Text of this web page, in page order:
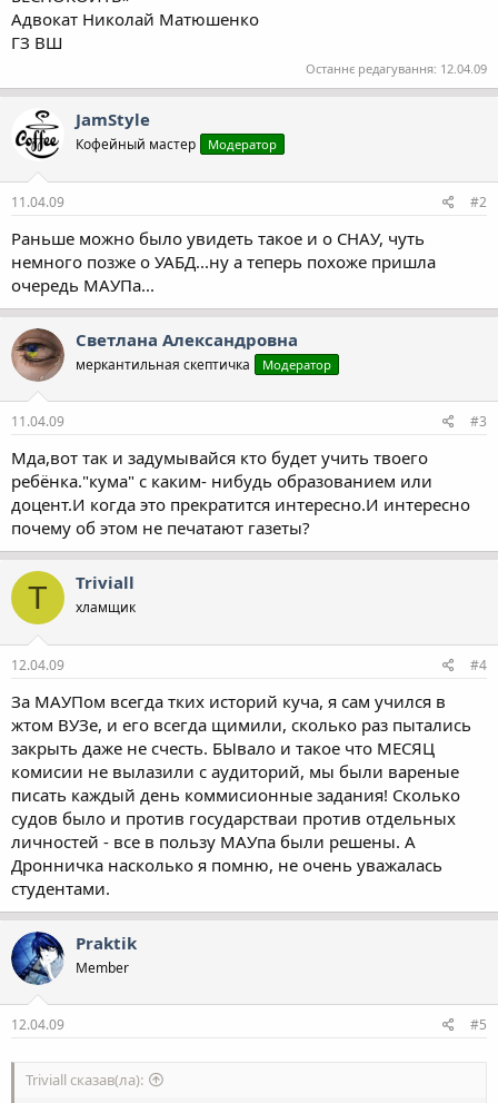
Адвокат Николай Матюшенко
ГЗ ВШ
Останнє редагування: 12.04.09
JamStyle
Кофейный мастер Модератор
11.04.09 #2
Раньше можно было увидеть такое и о СНАУ, чуть
немного позже о УАБД...ну а теперь похоже пришла
очередь МАУПа...
Светлана Александровна
меркантильная скептичка Модератор
11.04.09 #3
Мда,вот так и задумывайся кто будет учить твоего
ребёнка."кума" с каким- нибудь образованием или
доцент.И когда это прекратится интересно.И интересно
почему об этом не печатают газеты?
T Triviall
хламщик
12.04.09 #4
За МАУПом всегда тких историй куча, я сам учился в
жтом ВУЗе, и его всегда щимили, сколько раз пытались
закрыть даже не счесть. БЫвало и такое что МЕСЯЦ
комисии не вылазили с аудиторий, мы были вареные
писать каждый день коммисионные задания! Сколько
судов было и против государстваи против отдельных
личностей - все в пользу МАУпа были решены. А
Дронничка насколько я помню, не очень уважалась
студентами.
Praktik
Member
12.04.09 #5
Triviall сказав(ла):